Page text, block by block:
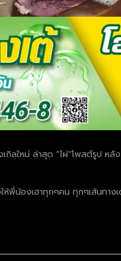
ใหม่ ล่าสุด “ไผ่”โพสต์รูป หลัง
ห้พี่น้องเฮาทุกๆคน ทุกๆเส้นทา